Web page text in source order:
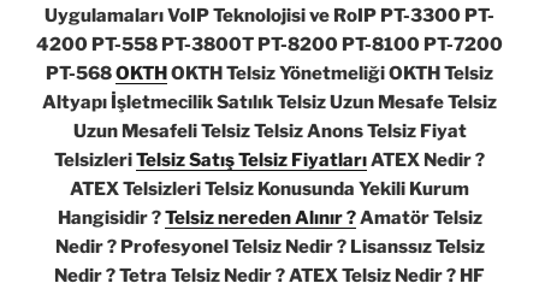
Uygulamaları VoIP Teknolojisi ve RoIP PT-3300 PT-
4200 PT-558 PT-3800T PT-8200 PT-8100 PT-7200
PT-568OKTHOKTH Telsiz Yönetmeliği OKTH Telsiz
Altyapı İşletmecilik Satılık Telsiz Uzun Mesafe Telsiz
Uzun Mesafeli Telsiz Telsiz Anons Telsiz Fiyat
TelsizleriTelsiz Satış Telsiz FiyatlarıATEX Nedir ?
ATEX Telsizleri Telsiz Konusunda Yekili Kurum
Hangisidir ?Telsiz nereden Alınır ?Amatör Telsiz
Nedir ? Profesyonel Telsiz Nedir ? Lisanssız Telsiz
Nedir ? Tetra Telsiz Nedir ? ATEX Telsiz Nedir ? HF